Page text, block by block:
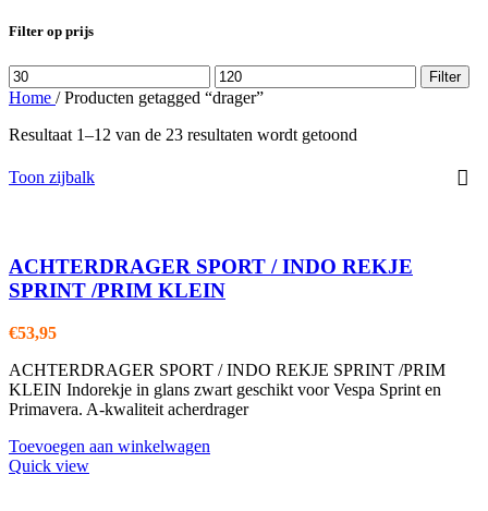
Filter op prijs
Min.
prijs
Max.
prijs
Filter
Home / Producten getagged “drager”
Resultaat 1–12 van de 23 resultaten wordt getoond
Toon zijbalk
ACHTERDRAGER SPORT / INDO REKJE
SPRINT /PRIM KLEIN
€53,95
ACHTERDRAGER SPORT / INDO REKJE SPRINT /PRIM
KLEIN Indorekje in glans zwart geschikt voor Vespa Sprint en
Primavera. A-kwaliteit acherdrager
Toevoegen aan winkelwagen
Quick view